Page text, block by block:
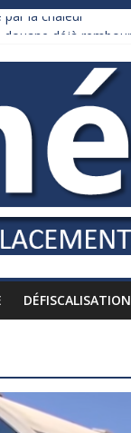
par la chaleur
sur l’impôt
presque rien
DÉFISCALISATION